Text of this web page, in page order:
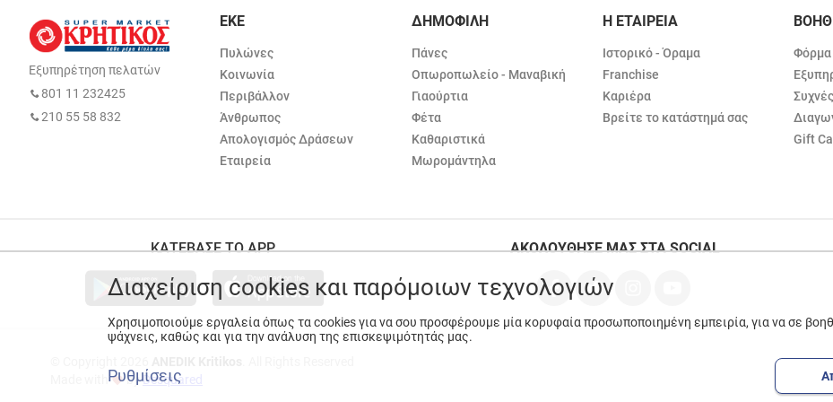
Εξυπηρέτηση πελατών
801 11 232425
210 55 58 832
ΕΚΕ
Πυλώνες
Κοινωνία
Περιβάλλον
Άνθρωπος
Απολογισμός Δράσεων
Εταιρεία
ΔΗΜΟΦΙΛΗ
Πάνες
Οπωροπωλείο - Μαναβική
Γιαούρτια
Φέτα
Καθαριστικά
Μωρομάντηλα
Η ΕΤΑΙΡΕΙΑ
Ιστορικό - Όραμα
Franchise
Καριέρα
Βρείτε το κατάστημά σας
Φόρμα
Gift
ΚΑΤΕΒΑΣΕ ΤΟ APP ΑΚΟΛΟΥΘΗΣΕ ΜΑΣ ΣΤΑ SOCIAL
Made with
byDesquared
Διαχείριση cookies και παρόμοιων τεχνολογιών
Χρησιμοποιούμε εργαλεία όπως τα cookies για να σου προσφέρουμε μία κορυφαία προσωποποιημένη εμπειρία, για να σε
ψάχνεις, καθώς και για την ανάλυση της επισκεψιμότητάς μας.
Ρυθμίσεις